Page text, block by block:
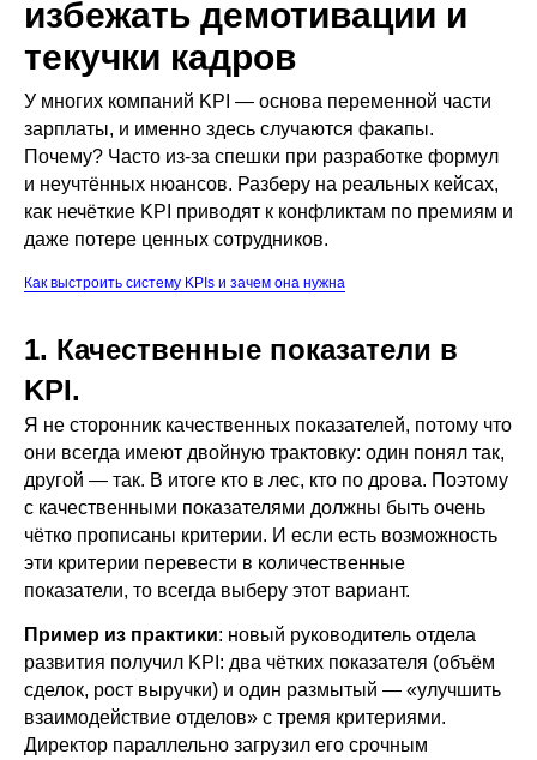
избежать демотивации и
текучки кадров
У многих компаний KPI — основа переменной части
зарплаты, и именно здесь случаются факапы.
Почему? Часто из-за спешки при разработке формул
и неучтённых нюансов. Разберу на реальных кейсах,
как нечёткие KPI приводят к конфликтам по премиям и
даже потере ценных сотрудников.
Как выстроить систему KPIs и зачем она нужна
1. Качественные показатели в
KPI.
Я не сторонник качественных показателей, потому что
они всегда имеют двойную трактовку: один понял так,
другой — так. В итоге кто в лес, кто по дрова. Поэтому
с качественными показателями должны быть очень
чётко прописаны критерии. И если есть возможность
эти критерии перевести в количественные
показатели, то всегда выберу этот вариант.
Пример из практики: новый руководитель отдела
развития получил KPI: два чётких показателя (объём
сделок, рост выручки) и один размытый — «улучшить
взаимодействие отделов» с тремя критериями.
Директор параллельно загрузил его срочным